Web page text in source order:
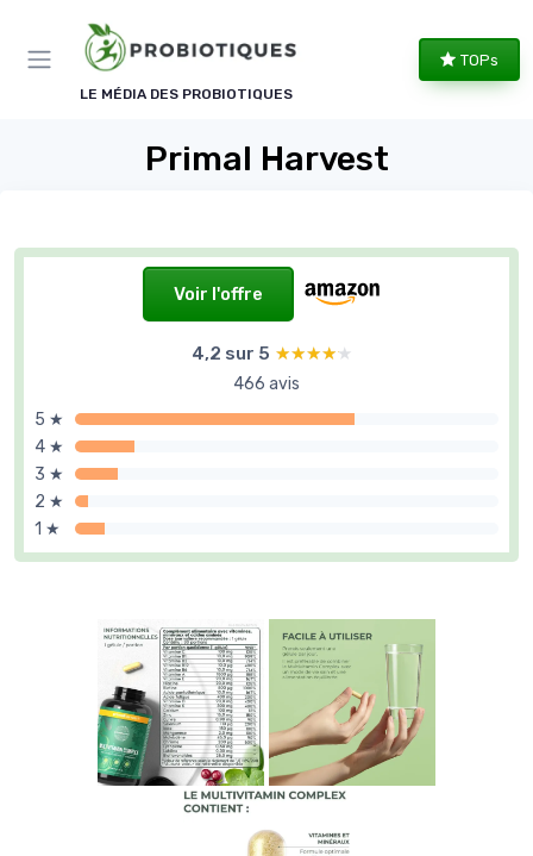
LE MÉDIA DES PROBIOTIQUES
TOPs
Primal Harvest
Voir l'offre
4,2 sur 5 ★★★★★
★★★★★
466 avis
5 ★
4 ★
3 ★
2 ★
1 ★